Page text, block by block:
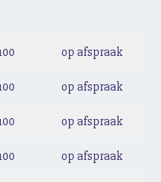
op afspraak
op afspraak
op afspraak
op afspraak